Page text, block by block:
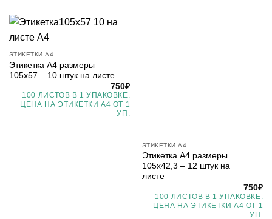
ЭТИКЕТКИ А4
Этикетка А4 размеры
105х57 – 10 штук на листе
750₽
100 ЛИСТОВ В 1 УПАКОВКЕ.
ЦЕНА НА ЭТИКЕТКИ А4 ОТ 1
УП.
ЭТИКЕТКИ А4
Этикетка А4 размеры
105х42,3 – 12 штук на
листе
750₽
100 ЛИСТОВ В 1 УПАКОВКЕ.
ЦЕНА НА ЭТИКЕТКИ А4 ОТ 1
УП.